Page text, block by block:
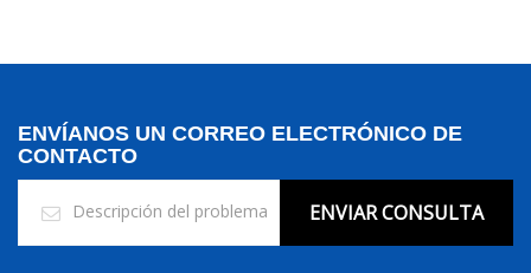
ENVÍANOS UN CORREO ELECTRÓNICO DE
CONTACTO
ENVIAR CONSULTA